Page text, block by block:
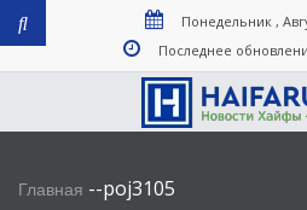
Понедельник ,
Последнее
Главная --poj3105